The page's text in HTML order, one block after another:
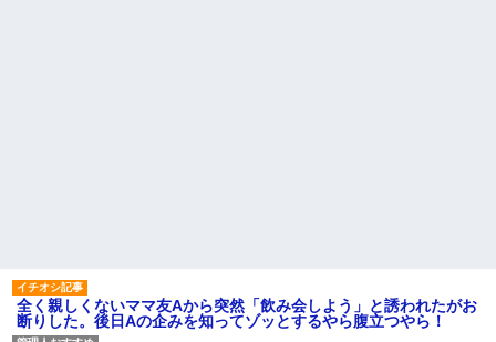
後続車にクラクションを鳴ら
され彼氏が逆切れ。「何クラク
ション鳴らしてんだ！降りてこ
いよ！」と怒鳴りだし...
全く親しくないママ友Aから突然「飲み会しよう」と誘われたがお
断りした。後日Aの企みを知ってゾッとするやら腹立つやら！